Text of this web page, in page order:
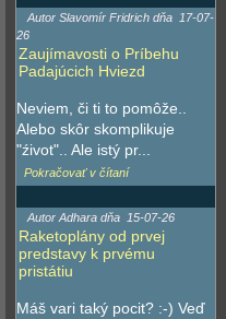
Autor Slavomír Fridrich dňa 17-07-
26
Zaujímavosti o Príbehu
Padajúcich Hviezd
Neviem, či ti to pomôže..
Alebo skôr skomplikuje
"źivot".. Ale istý pr...
Pokračovať v čítaní
Autor Adhara dňa 15-07-26
Raketoplány od prvej
predstavy k prvému
pristátiu
Máš vari taký pocit? :-) Veď